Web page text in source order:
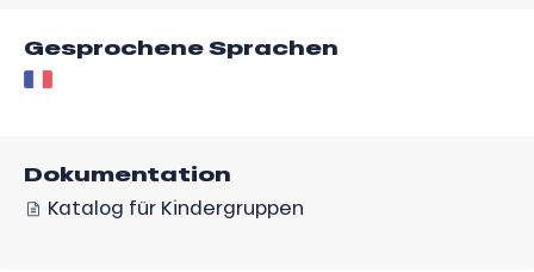
Gesprochene Sprachen
Dokumentation
Katalog für Kindergruppen